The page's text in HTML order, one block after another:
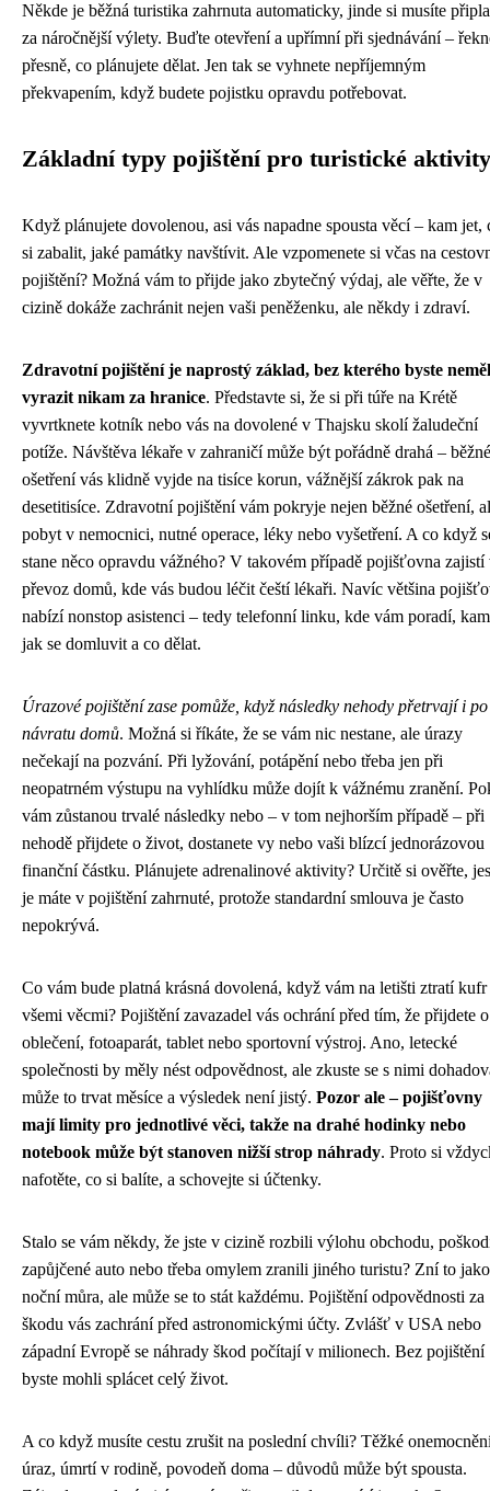
Někde je běžná turistika zahrnuta automaticky, jinde si musíte
za náročnější výlety. Buďte otevření a upřímní při sjednávání –
přesně, co plánujete dělat. Jen tak se vyhnete nepříjemným
překvapením, když budete pojistku opravdu potřebovat.
Základní typy pojištění pro turistické aktivity
Když plánujete dovolenou, asi vás napadne spousta věcí – kam jet,
si zabalit, jaké památky navštívit. Ale vzpomenete si včas na
pojištění? Možná vám to přijde jako zbytečný výdaj, ale věřte, že v
cizině dokáže zachránit nejen vaši peněženku, ale někdy i zdraví.
Zdravotní pojištění je naprostý základ, bez kterého byste
vyrazit nikam za hranice. Představte si, že si při túře na Krétě
vyvrtknete kotník nebo vás na dovolené v Thajsku skolí žaludeční
potíže. Návštěva lékaře v zahraničí může být pořádně drahá – běžné
ošetření vás klidně vyjde na tisíce korun, vážnější zákrok pak na
desetitisíce. Zdravotní pojištění vám pokryje nejen běžné ošetření,
pobyt v nemocnici, nutné operace, léky nebo vyšetření. A co když
stane něco opravdu vážného? V takovém případě pojišťovna zajistí
převoz domů, kde vás budou léčit čeští lékaři. Navíc většina
nabízí nonstop asistenci – tedy telefonní linku, kde vám poradí,
jak se domluvit a co dělat.
Úrazové pojištění zase pomůže, když následky nehody přetrvají i po
návratu domů. Možná si říkáte, že se vám nic nestane, ale úrazy
nečekají na pozvání. Při lyžování, potápění nebo třeba jen při
neopatrném výstupu na vyhlídku může dojít k vážnému zranění.
vám zůstanou trvalé následky nebo – v tom nejhorším případě – při
nehodě přijdete o život, dostanete vy nebo vaši blízcí jednorázovou
finanční částku. Plánujete adrenalinové aktivity? Určitě si ověřte,
je máte v pojištění zahrnuté, protože standardní smlouva je často
nepokrývá.
Co vám bude platná krásná dovolená, když vám na letišti ztratí kufr
všemi věcmi? Pojištění zavazadel vás ochrání před tím, že přijdete o
oblečení, fotoaparát, tablet nebo sportovní výstroj. Ano, letecké
společnosti by měly nést odpovědnost, ale zkuste se s nimi
může to trvat měsíce a výsledek není jistý. Pozor ale – pojišťovny
mají limity pro jednotlivé věci, takže na drahé hodinky nebo
notebook může být stanoven nižší strop náhrady. Proto si
nafotěte, co si balíte, a schovejte si účtenky.
Stalo se vám někdy, že jste v cizině rozbili výlohu obchodu,
zapůjčené auto nebo třeba omylem zranili jiného turistu? Zní to jako
noční můra, ale může se to stát každému. Pojištění odpovědnosti za
škodu vás zachrání před astronomickými účty. Zvlášť v USA nebo
západní Evropě se náhrady škod počítají v milionech. Bez pojištění
byste mohli splácet celý život.
A co když musíte cestu zrušit na poslední chvíli? Těžké
úraz, úmrtí v rodině, povodeň doma – důvodů může být spousta.